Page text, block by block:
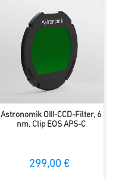
Astronomik OIII-CCD-Filter, 6
nm, Clip EOS APS-C
299,00 €